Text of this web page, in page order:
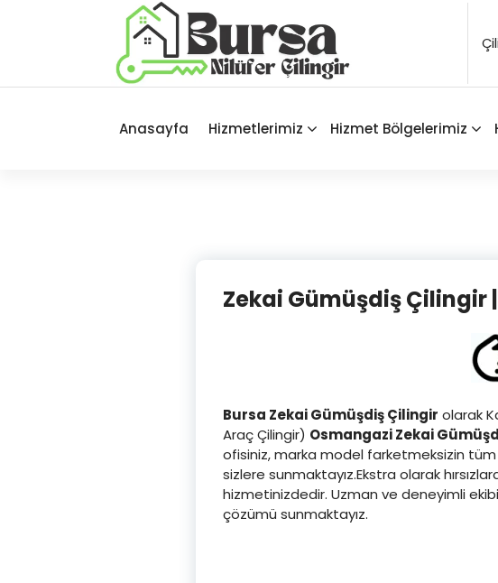
Anasayfa Hizmetlerimiz Hizmet Bölgelerimiz
Zekai Gümüşdiş Çilingir
Bursa Zekai Gümüşdiş Çilingir olarak
Araç Çilingir) OsmangaziZekai
ofisiniz, marka model farketmeksizin
sizlere sunmaktayız.Ekstra olarak
hizmetinizdedir. Uzman ve deneyimli
çözümü sunmaktayız.